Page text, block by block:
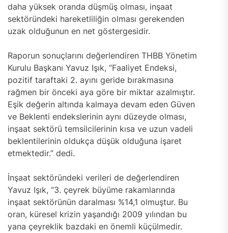
daha yüksek oranda düşmüş olması, inşaat
sektöründeki hareketliliğin olması gerekenden
uzak olduğunun en net göstergesidir.
Raporun sonuçlarını değerlendiren THBB Yönetim
Kurulu Başkanı Yavuz Işık, “Faaliyet Endeksi,
pozitif taraftaki 2. ayını geride bırakmasına
rağmen bir önceki aya göre bir miktar azalmıştır.
Eşik değerin altında kalmaya devam eden Güven
ve Beklenti endekslerinin aynı düzeyde olması,
inşaat sektörü temsilcilerinin kısa ve uzun vadeli
beklentilerinin oldukça düşük olduğuna işaret
etmektedir.” dedi.
İnşaat sektöründeki verileri de değerlendiren
Yavuz Işık, “3. çeyrek büyüme rakamlarında
inşaat sektörünün daralması %14,1 olmuştur. Bu
oran, küresel krizin yaşandığı 2009 yılından bu
yana çeyreklik bazdaki en önemli küçülmedir.